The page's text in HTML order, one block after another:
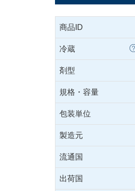
商品ID
冷蔵
剤型
規格・容量
包装単位
製造元
流通国
出荷国